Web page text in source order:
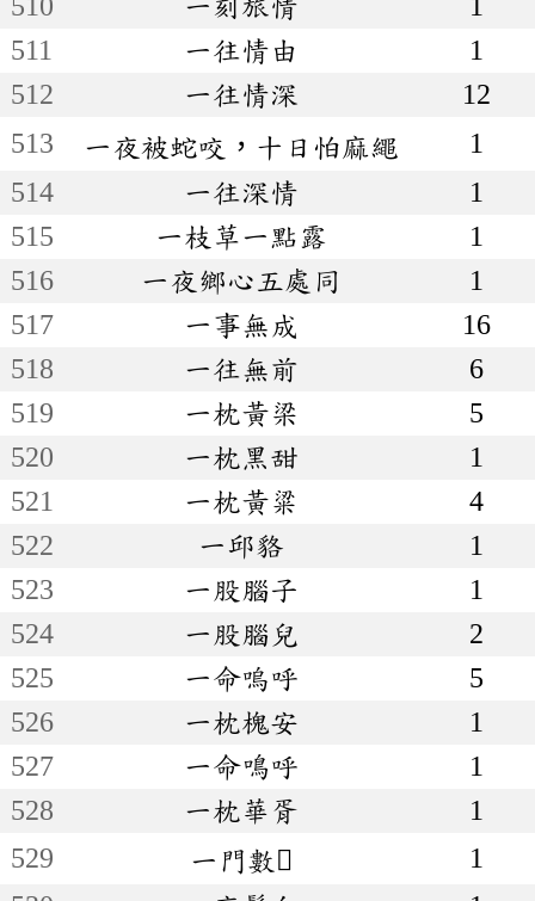
511
一往情由
1
512
一往情深
12
513
一夜被蛇咬，十日怕麻繩
1
514
一往深情
1
515
一枝草一點露
1
516
一夜鄉心五處同
1
517
一事無成
16
518
一往無前
6
519
一枕黃梁
5
520
一枕黑甜
1
521
一枕黃粱
4
522
一邱貉
1
523
一股腦子
1
524
一股腦兒
2
525
一命嗚呼
5
526
一枕槐安
1
527
一命鳴呼
1
528
一枕華胥
1
529
一門數
1